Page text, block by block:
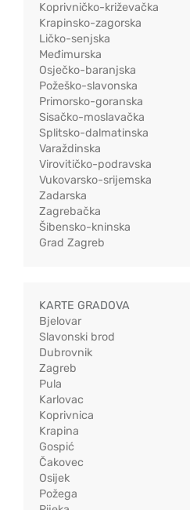
Koprivničko-križevačka
Krapinsko-zagorska
Ličko-senjska
Međimurska
Osječko-baranjska
Požeško-slavonska
Primorsko-goranska
Sisačko-moslavačka
Splitsko-dalmatinska
Varaždinska
Virovitičko-podravska
Vukovarsko-srijemska
Zadarska
Zagrebačka
Šibensko-kninska
Grad Zagreb
KARTE GRADOVA
Bjelovar
Slavonski brod
Dubrovnik
Zagreb
Pula
Karlovac
Koprivnica
Krapina
Gospić
Čakovec
Osijek
Požega